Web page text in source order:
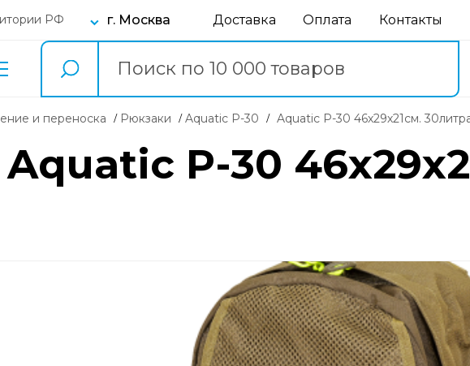
РФ г. Москва Доставка Оплата Контакты
и переноска рюкзаки Aquatic Р-30 Aquatic Р-30 46х29х21см.
Р-30